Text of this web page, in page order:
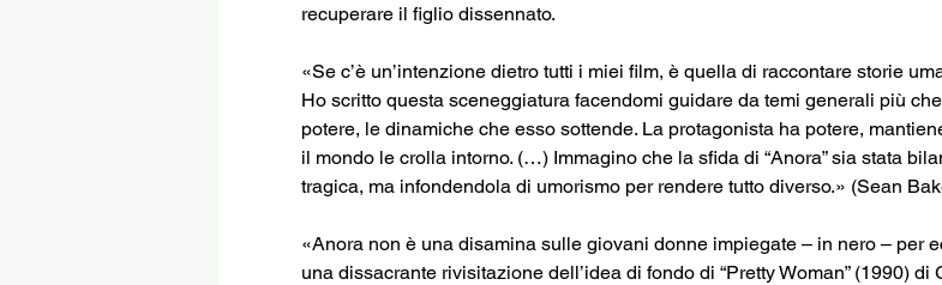
recuperare il figlio dissennato.
«Se c’è un’intenzione dietro tutti i miei film, è quella di raccontare storie
Ho scritto questa sceneggiatura facendomi guidare da temi generali più
potere, le dinamiche che esso sottende. La protagonista ha potere,
il mondo le crolla intorno. (…) Immagino che la sfida di “Anora” sia stata
tragica, ma infondendola di umorismo per rendere tutto diverso.» (Sean
«Anora non è una disamina sulle giovani donne impiegate – in nero – per
una dissacrante rivisitazione dell’idea di fondo di “Pretty Woman” (1990)